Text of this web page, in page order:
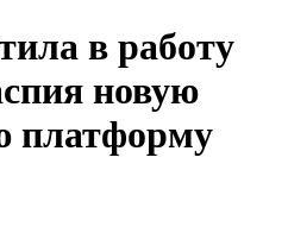
в работу
новую
платформу